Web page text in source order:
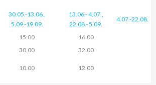
30.05.-13.06.,
5.09.-19.09.
13.06.- 4.07.,
22.08.- 5.09.
4.07.-22.08.
15.00
16.00
30.00
32.00
10.00 12.00